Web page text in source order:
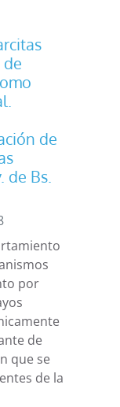
de
Bs.
por
de
que se
de la